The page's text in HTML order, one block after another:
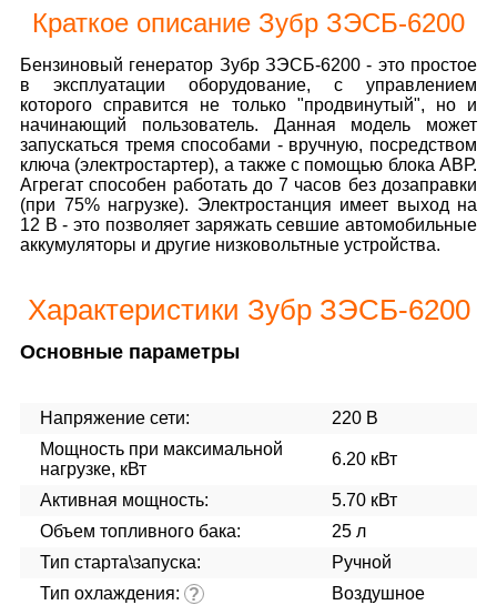
Краткое описание Зубр ЗЭСБ-6200
Бензиновый генератор Зубр ЗЭСБ-6200 - это простое
в эксплуатации оборудование, с управлением
которого справится не только "продвинутый", но и
начинающий пользователь. Данная модель может
запускаться тремя способами - вручную, посредством
ключа (электростартер), а также с помощью блока АВР.
Агрегат способен работать до 7 часов без дозаправки
(при 75% нагрузке). Электростанция имеет выход на
12 В - это позволяет заряжать севшие автомобильные
аккумуляторы и другие низковольтные устройства.
Характеристики Зубр ЗЭСБ-6200
Основные параметры
Напряжение сети:
220 В
Мощность при максимальной
нагрузке, кВт
6.20 кВт
Активная мощность:
5.70 кВт
Объем топливного бака:
25 л
Тип старта\запуска:
Ручной
Тип охлаждения: ? Воздушное